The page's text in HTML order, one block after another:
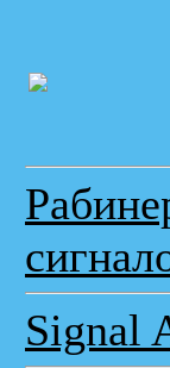
Signal